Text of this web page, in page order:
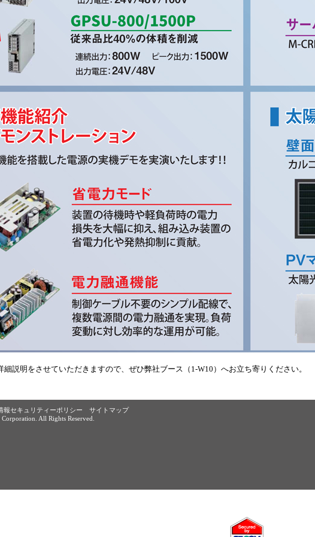
細説明をさせていただきますので、ぜひ弊社ブース（1-W10）へお立ち寄りください。
報セキュリティーポリシー
サイトマップ
All Rights Reserved.